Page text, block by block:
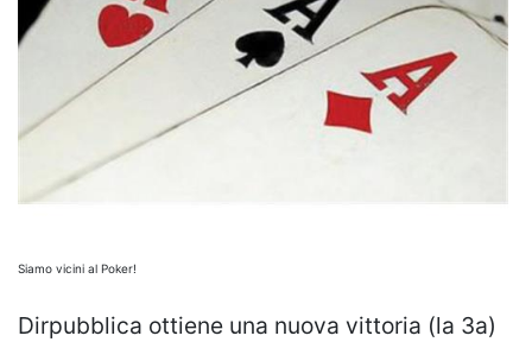
Siamo vicini al Poker!
Dirpubblica ottiene una nuova vittoria (la 3a)